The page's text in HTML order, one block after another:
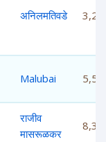
अनिलमतिवडे
Malubai
राजीव
मासरूळकर